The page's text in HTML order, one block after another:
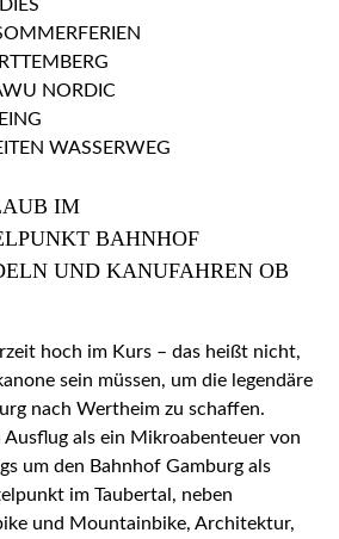
IM
BAHNHOF
UND KANUFAHREN OB
hoch im Kurs – das heißt nicht,
sein müssen, um die legendäre
nach Wertheim zu schaffen.
Ausflug als ein Mikroabenteuer von
um den Bahnhof Gamburg als
im Taubertal, neben
und Mountainbike, Architektur,